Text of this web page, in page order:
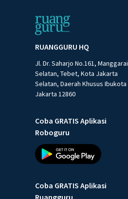
RUANGGURU HQ
Jl. Dr. Saharjo No.161, Manggarai
Selatan, Tebet, Kota Jakarta
Selatan, Daerah Khusus Ibukota
Jakarta 12860
Coba GRATIS Aplikasi
Roboguru
Coba GRATIS Aplikasi